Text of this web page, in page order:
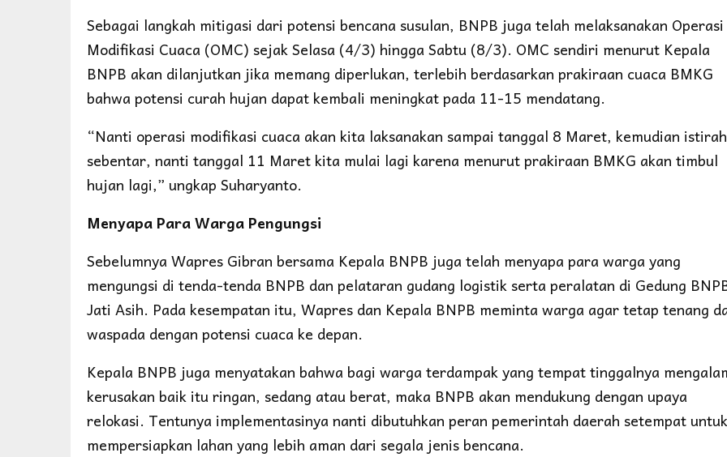
Sebagai langkah mitigasi dari potensi bencana susulan, BNPB juga telah melaksanakan Operasi
Modifikasi Cuaca (OMC) sejak Selasa (4/3) hingga Sabtu (8/3). OMC sendiri menurut Kepala
BNPB akan dilanjutkan jika memang diperlukan, terlebih berdasarkan prakiraan cuaca BMKG
bahwa potensi curah hujan dapat kembali meningkat pada 11-15 mendatang.
“Nanti operasi modifikasi cuaca akan kita laksanakan sampai tanggal 8 Maret, kemudian
sebentar, nanti tanggal 11 Maret kita mulai lagi karena menurut prakiraan BMKG akan timbul
hujan lagi,” ungkap Suharyanto.
Menyapa Para Warga Pengungsi
Sebelumnya Wapres Gibran bersama Kepala BNPB juga telah menyapa para warga yang
mengungsi di tenda-tenda BNPB dan pelataran gudang logistik serta peralatan di Gedung
Jati Asih. Pada kesempatan itu, Wapres dan Kepala BNPB meminta warga agar tetap tenang
waspada dengan potensi cuaca ke depan.
Kepala BNPB juga menyatakan bahwa bagi warga terdampak yang tempat tinggalnya
kerusakan baik itu ringan, sedang atau berat, maka BNPB akan mendukung dengan upaya
relokasi. Tentunya implementasinya nanti dibutuhkan peran pemerintah daerah setempat untuk
mempersiapkan lahan yang lebih aman dari segala jenis bencana.